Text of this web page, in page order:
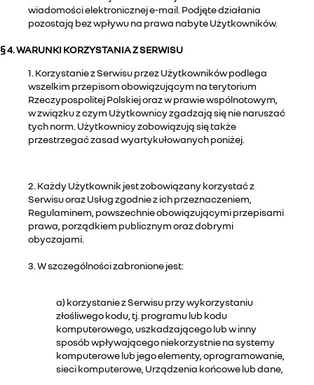
wiadomości elektronicznej e-mail. Podjęte działania
pozostają bez wpływu na prawa nabyte Użytkowników.
§ 4. WARUNKI KORZYSTANIA Z SERWISU
1. Korzystanie z Serwisu przez Użytkowników podlega
wszelkim przepisom obowiązującym na terytorium
Rzeczypospolitej Polskiej oraz w prawie wspólnotowym,
w związku z czym Użytkownicy zgadzają się nie naruszać
tych norm. Użytkownicy zobowiązują się także
przestrzegać zasad wyartykułowanych poniżej.
2. Każdy Użytkownik jest zobowiązany korzystać z
Serwisu oraz Usług zgodnie z ich przeznaczeniem,
Regulaminem, powszechnie obowiązującymi przepisami
prawa, porządkiem publicznym oraz dobrymi
obyczajami.
3. W szczególności zabronione jest:
a) korzystanie z Serwisu przy wykorzystaniu
złośliwego kodu, tj. programu lub kodu
komputerowego, uszkadzającego lub w inny
sposób wpływającego niekorzystnie na systemy
komputerowe lub jego elementy, oprogramowanie,
sieci komputerowe, Urządzenia końcowe lub dane,